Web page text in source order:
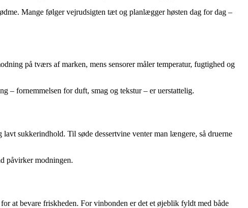
Mange følger vejrudsigten tæt og planlægger høsten dag for dag –
på tværs af marken, mens sensorer måler temperatur, fugtighed og
– fornemmelsen for duft, smag og tekstur – er uerstattelig.
sukkerindhold. Til søde dessertvine venter man længere, så druerne
påvirker modningen.
at bevare friskheden. For vinbonden er det et øjeblik fyldt med både